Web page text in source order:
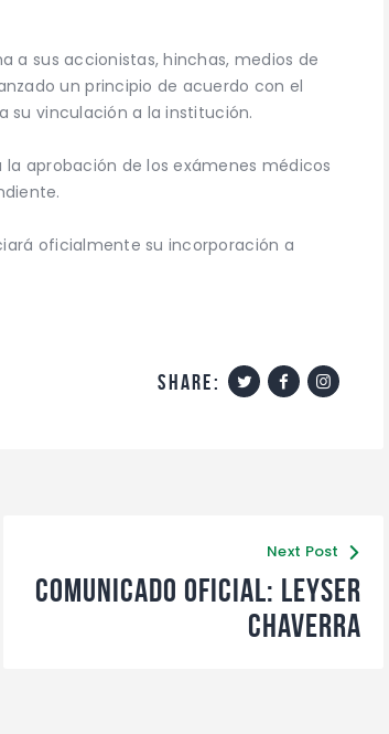
a sus accionistas, hinchas, medios de
un principio de acuerdo con el
su vinculación a la institución.
aprobación de los exámenes médicos
oficialmente su incorporación a
share:
Next Post
Comunicado oficial: Leyser
Chaverra